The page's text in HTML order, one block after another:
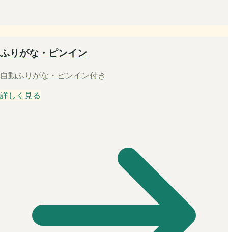
ふりがな・ピンイン
自動ふりがな・ピンイン付き
詳しく見る